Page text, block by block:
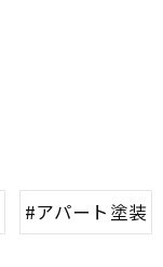
#アパート塗装